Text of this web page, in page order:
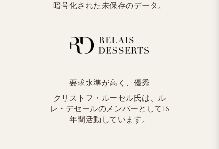
暗号化された未保存のデータ。
要求水準が高く、優秀
クリストフ・ルーセル氏は、ル
レ・デセールのメンバーとして16
年間活動しています。